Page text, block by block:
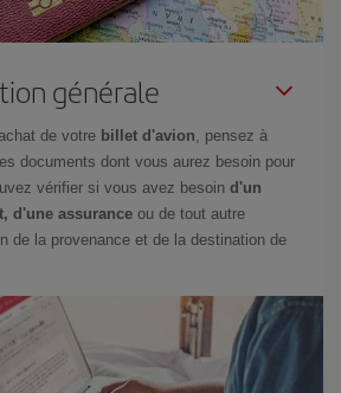
générale
de votre billet d'avion, pensez à
documents dont vous aurez besoin pour
vérifier si vous avez besoin d'un
d'une assurance ou de tout autre
de la provenance et de la destination de